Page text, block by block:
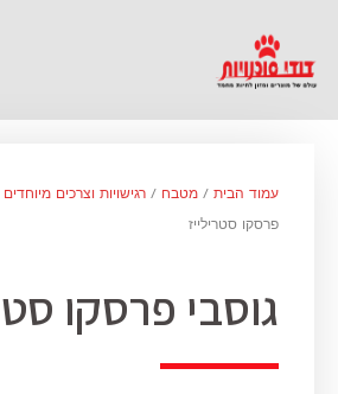
עמוד הבית / מטבח / רגישויות וצרכים מיוחדים
פרסקו סטרילייז
גוסבי פרסקו